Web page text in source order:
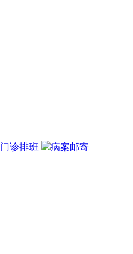
门诊排班 病案邮寄